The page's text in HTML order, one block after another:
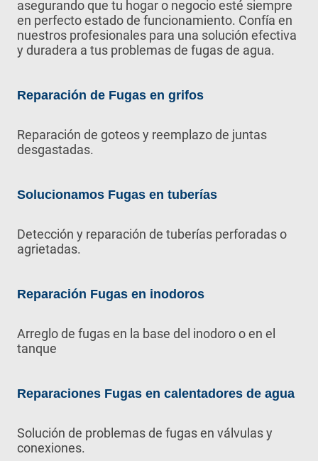
asegurando que tu hogar o negocio esté siempre
en perfecto estado de funcionamiento. Confía en
nuestros profesionales para una solución efectiva
y duradera a tus problemas de fugas de agua.
Reparación de Fugas en grifos
Reparación de goteos y reemplazo de juntas
desgastadas.
Solucionamos Fugas en tuberías
Detección y reparación de tuberías perforadas o
agrietadas.
Reparación Fugas en inodoros
Arreglo de fugas en la base del inodoro o en el
tanque
Reparaciones Fugas en calentadores de agua
Solución de problemas de fugas en válvulas y
conexiones.